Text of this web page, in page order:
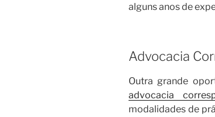
alguns anos de
Advocacia
Outra grande
advocacia
modalidades de